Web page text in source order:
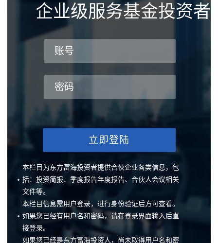
企业级服务基金投资者
账号
密码
立即登陆
本栏目为东方富海投资者提供合伙企业各类信息，包
括：投资简报、季度报告年度报告、合伙人会议相关
文件等。
本栏目信息需用户登录，进行身份验证后方可查看。
如果您已经有用户名和密码，请在登录界面输入后直
接登录。
如果您已经是东方富海投资人，尚未取得用户名和密